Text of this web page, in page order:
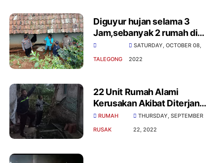
Diguyur hujan selama 3
Jam,sebanyak 2 rumah di
Kp.Genteng terancam
longsor
TALEGONG
SATURDAY, OCTOBER 08,
2022
22 Unit Rumah Alami
Kerusakan Akibat Diterjang
Hujan Lebat
RUMAH
RUSAK
THURSDAY, SEPTEMBER
22, 2022